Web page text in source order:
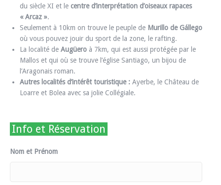
du siècle XI et le centre d’interprétation d’oiseaux rapaces
« Arcaz ».
Seulement à 10km on trouve le peuple de Murillo de Gállego
où vous pouvez jouir du sport de la zone, le rafting.
La localité de Augüero à 7km, qui est aussi protégée par le
Mallos et qui où se trouve l’église Santiago, un bijou de
l’Aragonais roman.
Autres localités d’intérêt touristique : Ayerbe, le Château de
Loarre et Bolea avec sa jolie Collégiale.
Info et Réservation
Nom et Prénom